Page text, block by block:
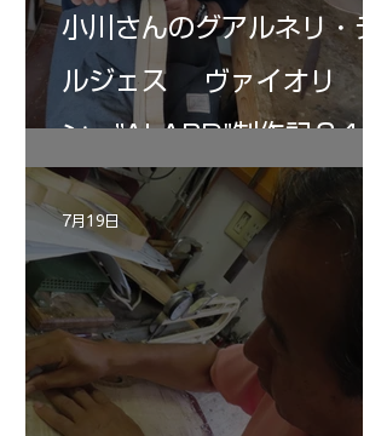
小川さんのグアルネリ・デ
ルジェス ヴァイオリ
ン ”ALARD"制作記３4
7月19日